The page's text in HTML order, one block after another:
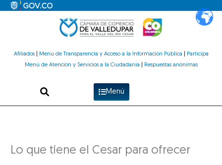
Afiliados| Menú de Transparencia y Acceso a la Información Pública
Participa
Menú de Atención y Servicios a la Ciudadanía
Respuestas anónimas
Menú
Lo que tiene el Cesar para ofrecer